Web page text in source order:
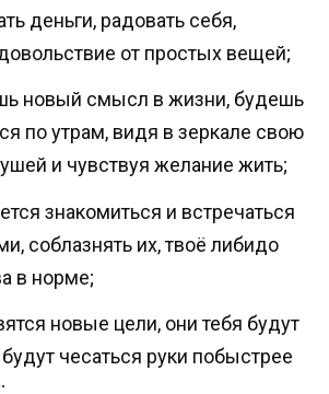
деньги, радовать себя,
от простых вещей;
новый смысл в жизни, будешь
по утрам, видя в зеркале свою
и чувствуя желание жить;
знакомиться и встречаться
соблазнять их, твоё либидо
в норме;
новые цели, они тебя будут
чесаться руки побыстрее